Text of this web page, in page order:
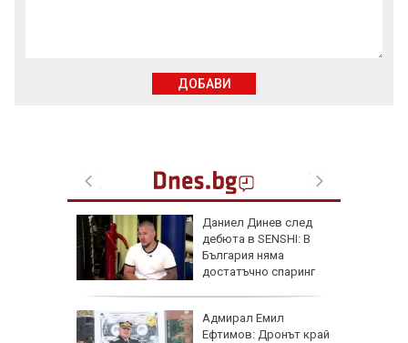
Даниел Динев след
дебюта в SENSHI: В
България няма
достатъчно спаринг
Адмирал Емил
Ефтимов: Дронът край
ДОБАВИ